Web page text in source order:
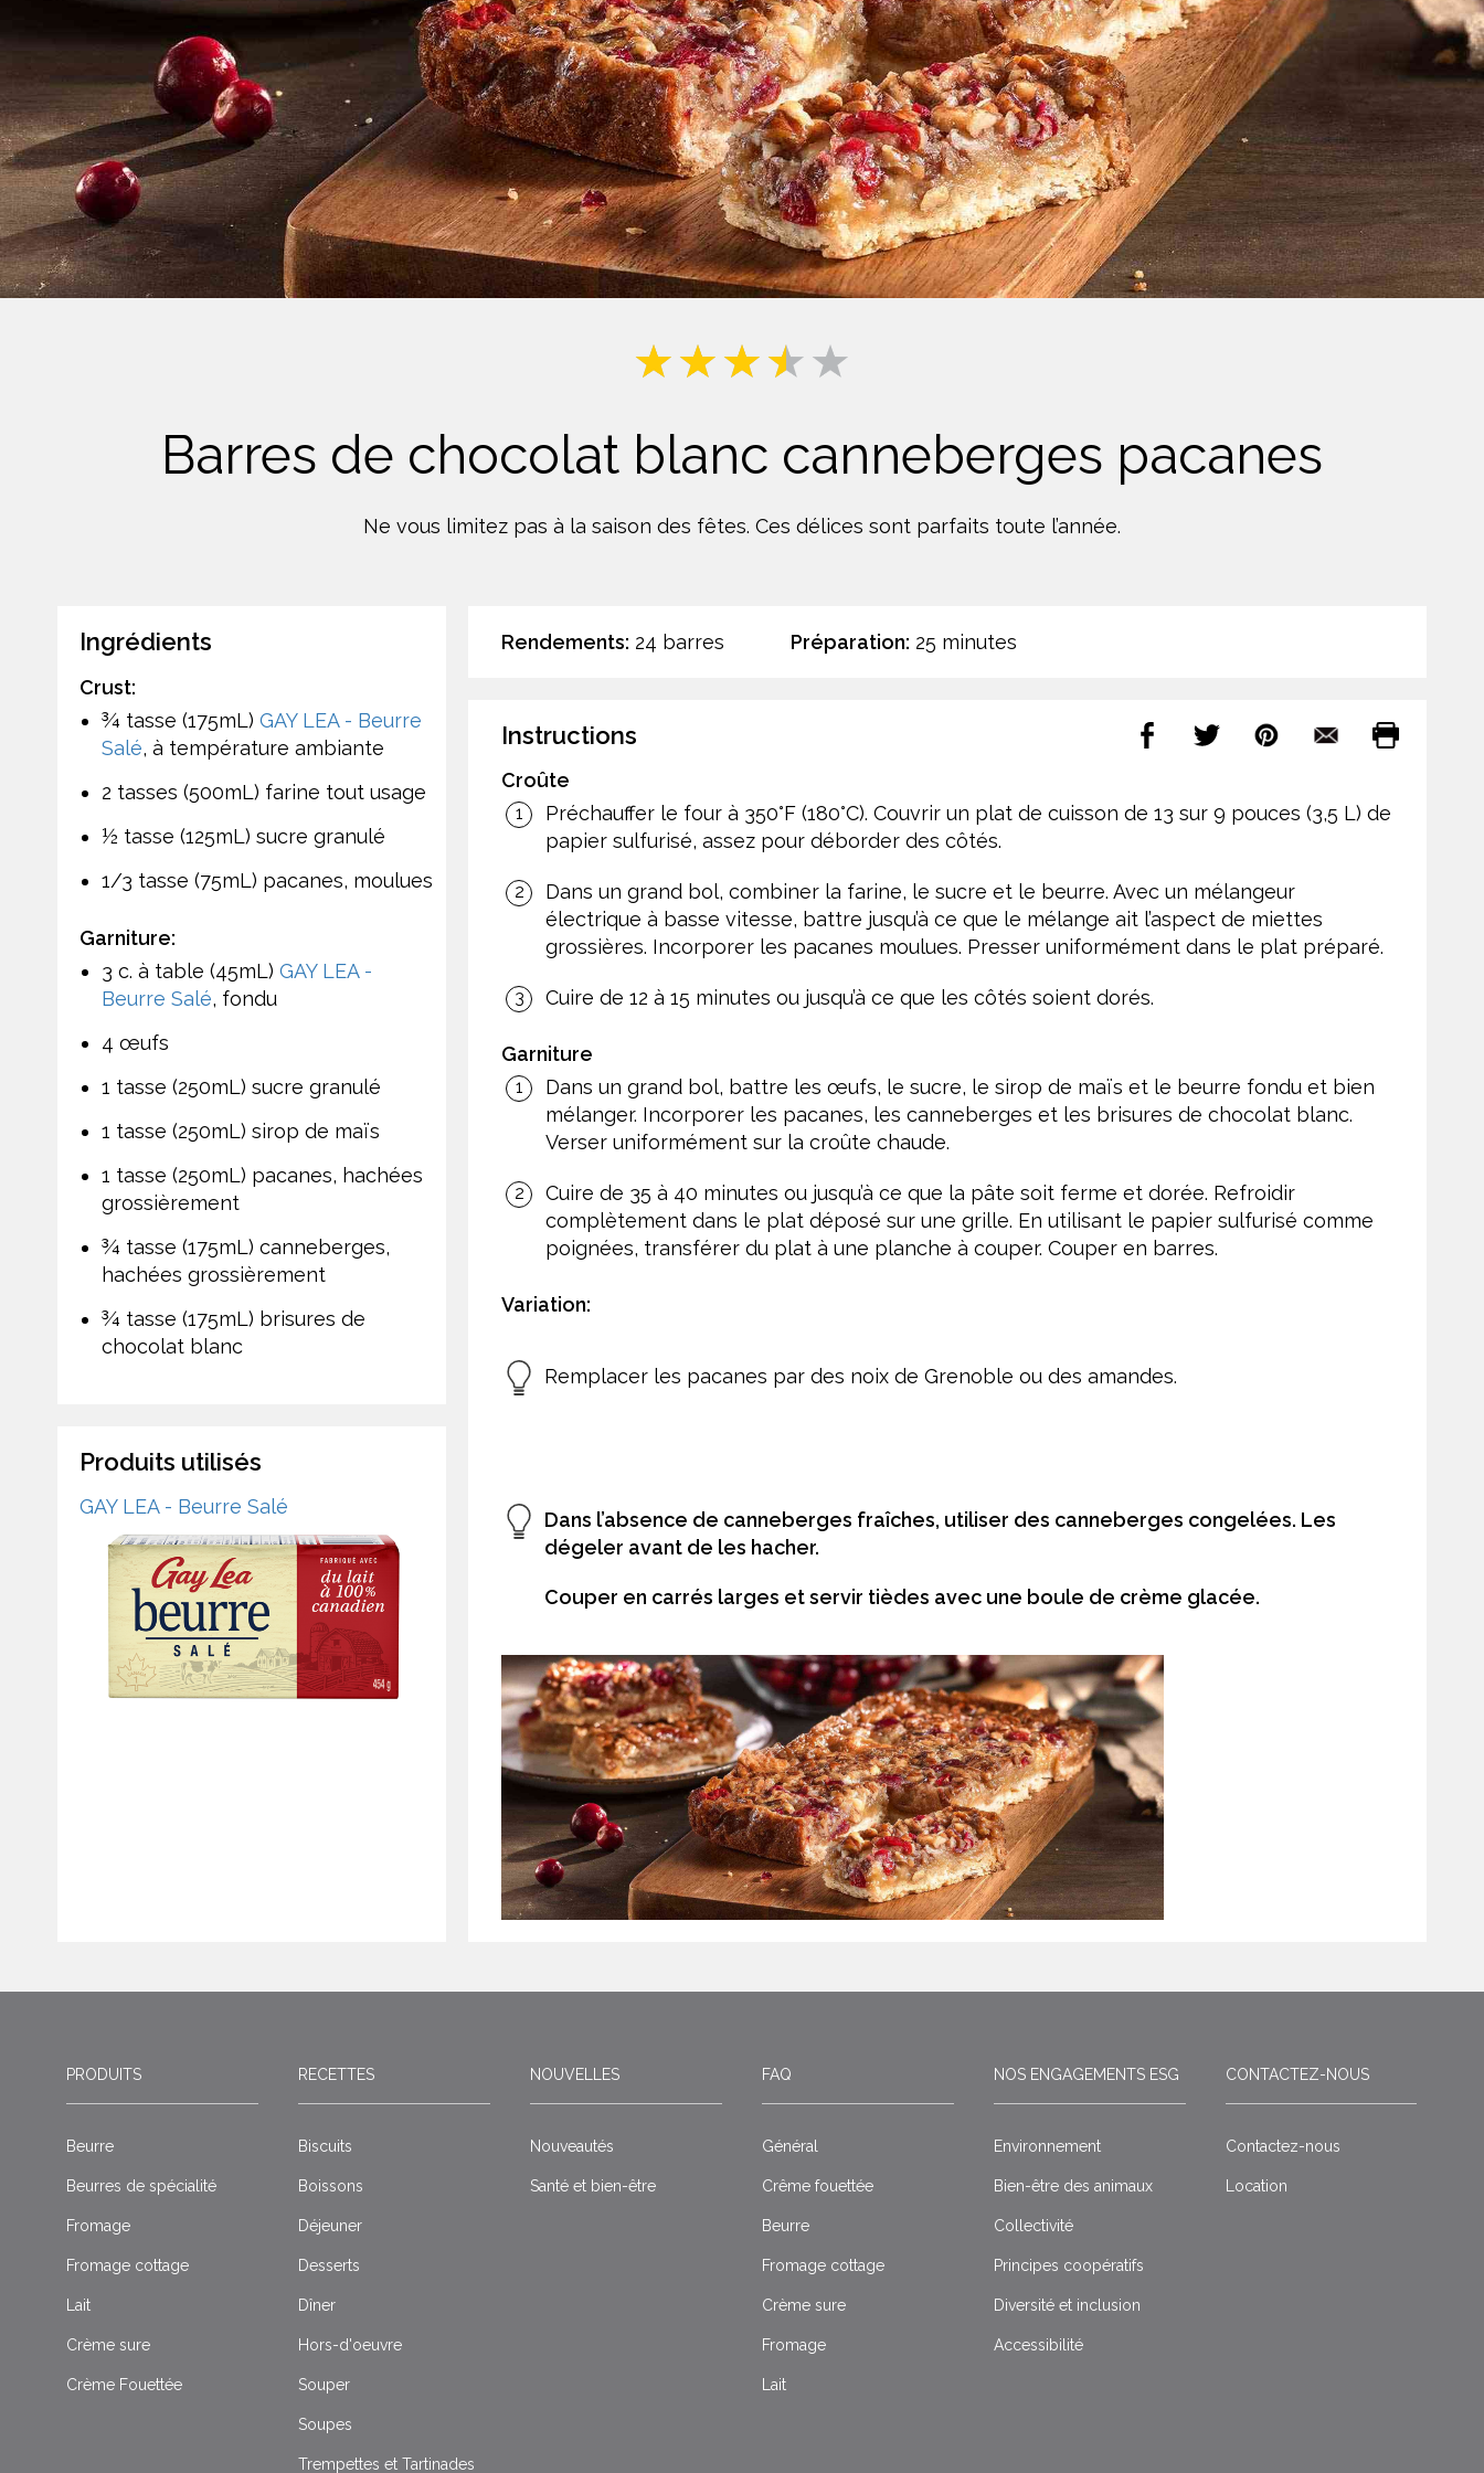
Crème Fouettée Desserts Lait
Barres de chocolat blanc canneberges pacanes
Ne vous limitez pas à la saison des fêtes. Ces délices sont parfaits toute l’année.
Rendements: 24 barres Préparation: 25 minutes
Instructions
Croûte
Préchauffer le four à 350°F (180°C). Couvrir un plat de cuisson de 13 sur 9 pouces (3,5 L) de
papier sulfurisé, assez pour déborder des côtés.
Dans un grand bol, combiner la farine, le sucre et le beurre. Avec un mélangeur
électrique à basse vitesse, battre jusqu’à ce que le mélange ait l’aspect de miettes
grossières. Incorporer les pacanes moulues. Presser uniformément dans le plat préparé.
Cuire de 12 à 15 minutes ou jusqu’à ce que les côtés soient dorés.
Garniture
Dans un grand bol, battre les œufs, le sucre, le sirop de maïs et le beurre fondu et bien
mélanger. Incorporer les pacanes, les canneberges et les brisures de chocolat blanc.
Verser uniformément sur la croûte chaude.
Cuire de 35 à 40 minutes ou jusqu’à ce que la pâte soit ferme et dorée. Refroidir
complètement dans le plat déposé sur une grille. En utilisant le papier sulfurisé comme
poignées, transférer du plat à une planche à couper. Couper en barres.
Variation:
Remplacer les pacanes par des noix de Grenoble ou des amandes.
Dans l’absence de canneberges fraîches, utiliser des canneberges congelées. Les
dégeler avant de les hacher.
Couper en carrés larges et servir tièdes avec une boule de crème glacée.
Ingrédients
Crust:
¾ tasse (175mL) GAY LEA - Beurre
Salé, à température ambiante
2 tasses (500mL) farine tout usage
½ tasse (125mL) sucre granulé
1/3 tasse (75mL) pacanes, moulues
Garniture:
3 c. à table (45mL) GAY LEA -
Beurre Salé, fondu
4 œufs
1 tasse (250mL) sucre granulé
1 tasse (250mL) sirop de maïs
1 tasse (250mL) pacanes, hachées
grossièrement
¾ tasse (175mL) canneberges,
hachées grossièrement
¾ tasse (175mL) brisures de
chocolat blanc
Produits utilisés
GAY LEA - Beurre Salé
PRODUITS
Beurre
Beurres de spécialité
Fromage
Fromage cottage
Lait
Crème sure
Crème Fouettée
RECETTES
Biscuits
Boissons
Déjeuner
Desserts
Dîner
Hors-d'oeuvre
Souper
Soupes
Trempettes et Tartinades
NOUVELLES
Nouveautés
Santé et bien-être
FAQ
Général
Crême fouettée
Beurre
Fromage cottage
Crème sure
Fromage
Lait
NOS ENGAGEMENTS ESG
Environnement
Bien-être des animaux
Collectivité
Principes coopératifs
Diversité et inclusion
Accessibilité
CONTACTEZ-NOUS
Contactez-nous
Location